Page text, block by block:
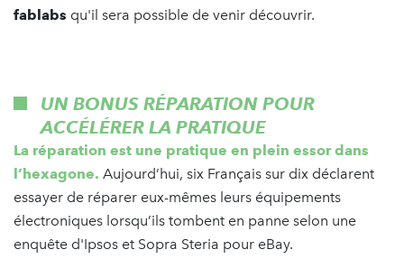
fablabs qu'il sera possible de venir découvrir.
UN BONUS RÉPARATION POUR
ACCÉLÉRER LA PRATIQUE
La réparation est une pratique en plein essor dans
l’hexagone. Aujourd’hui, six Français sur dix déclarent
essayer de réparer eux-mêmes leurs équipements
électroniques lorsqu’ils tombent en panne selon une
enquête d'Ipsos et Sopra Steria pour eBay.